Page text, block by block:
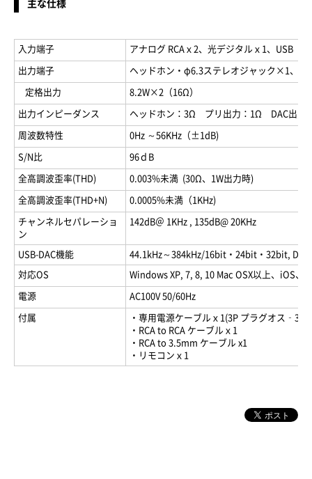
主な仕様
入力端子 アナログ RCAｘ2、光デジタルｘ1、USB（
出力端子 ヘッドホン・φ6.3ステレオジャック×1、プ
· 定格出力 8.2W×2（16Ω）
出力インピーダンス ヘッドホン：3Ω プリ出力：1Ω DAC出力
周波数特性 0Hz ～56KHz（±1dB)
S/N比 96ｄB
全高調波歪率(THD) 0.003%未満 (30Ω、1W出力時)
全高調波歪率(THD+N) 0.0005%未満（1KHz)
チャンネルセパレーショ
ン
142dB＠ 1KHz , 135dB@ 20KHz
USB-DAC機能 44.1kHz～384kHz/16bit・24bit・32bit, DSD
対応OS Windows XP, 7, 8, 10 Mac OSX以上、iOS、
電源 AC100V 50/60Hz
付属
・専用電源ケーブルｘ1(3P プラグオス‐3P
・RCA to RCA ケーブルｘ1
・RCA to 3.5mm ケーブル x1
・リモコンｘ1